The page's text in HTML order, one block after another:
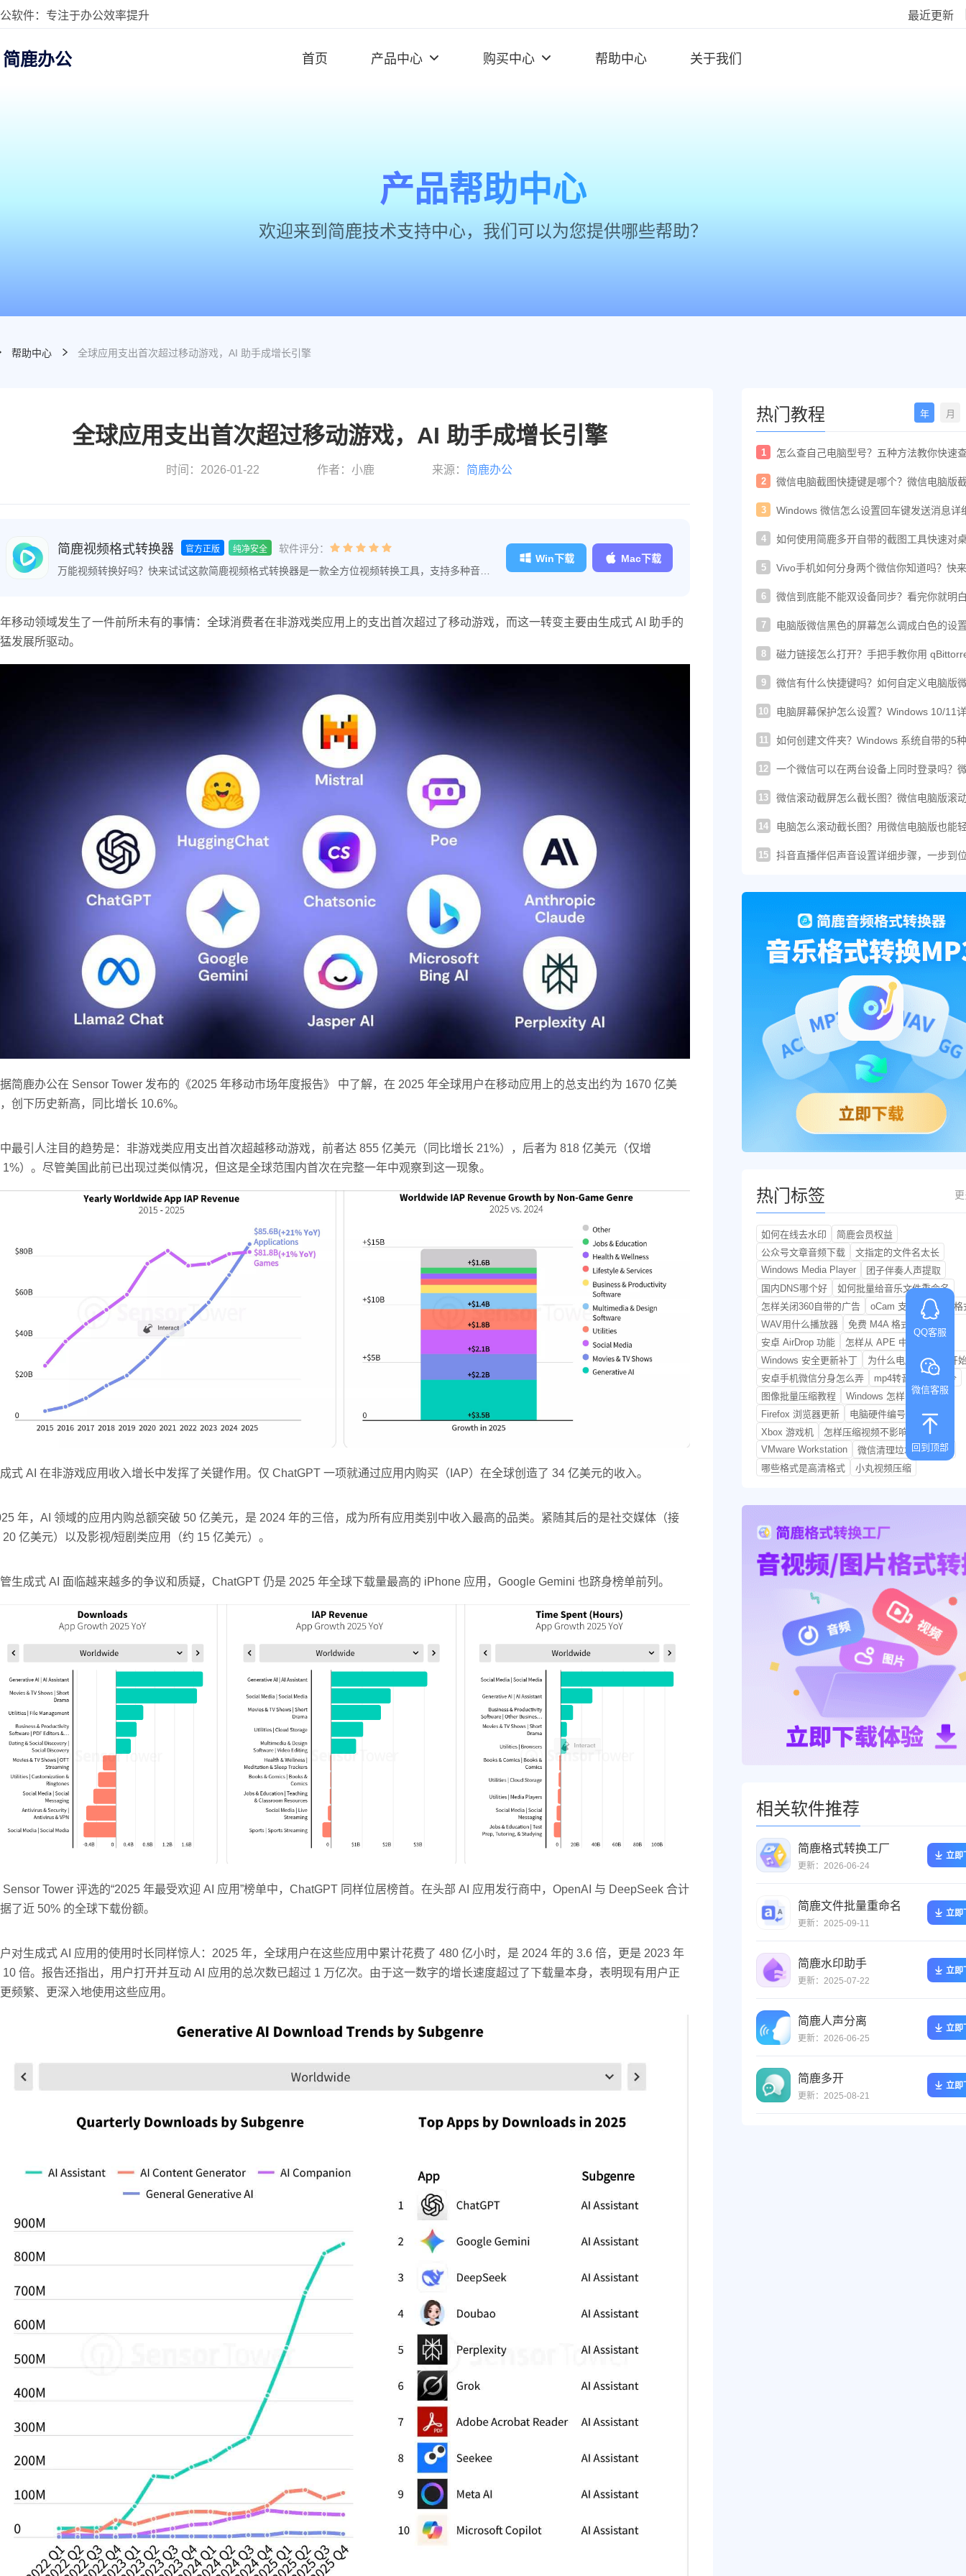
软件：专注于办公效率提升 最近更新
简鹿办公 首页 产品中心 购买中心 帮助中心 关于我们
产品帮助中心
欢迎来到简鹿技术支持中心，我们可以为您提供哪些帮助？
帮助中心 全球应用支出首次超过移动游戏，AI 助手成增长引擎
全球应用支出首次超过移动游戏，AI 助手成增长引擎
时间：2026-01-22 作者：小鹿 来源： 简鹿办公
简鹿视频格式转换器 官方正版 纯净安全
软件评分：
万能视频转换好吗？快来试试这款简鹿视频格式转换器是一款全方位视频转换工具，支持多种音视
Win下载 Mac下载
移动领域发生了一件前所未有的事情：全球消费者在非游戏类应用上的支出首次超过了移动游戏，而这一转变主要由生成式 AI 助手的
发展所驱动。
简鹿办公在 Sensor Tower 发布的《2025 年移动市场年度报告》 中了解，在 2025 年全球用户在移动应用上的总支出约为 1670 亿美
创下历史新高，同比增长 10.6%。
最引人注目的趋势是：非游戏类应用支出首次超越移动游戏，前者达 855 亿美元（同比增长 21%），后者为 818 亿美元（仅增
1%）。尽管美国此前已出现过类似情况，但这是全球范围内首次在完整一年中观察到这一现象。
式 AI 在非游戏应用收入增长中发挥了关键作用。仅 ChatGPT 一项就通过应用内购买（IAP）在全球创造了 34 亿美元的收入。
年，AI 领域的应用内购总额突破 50 亿美元，是 2024 年的三倍，成为所有应用类别中收入最高的品类。紧随其后的是社交媒体（接
20 亿美元）以及影视/短剧类应用（约 15 亿美元）。
生成式 AI 面临越来越多的争议和质疑，ChatGPT 仍是 2025 年全球下载量最高的 iPhone 应用，Google Gemini 也跻身榜单前列。
Sensor Tower 评选的“2025 年最受欢迎 AI 应用”榜单中，ChatGPT 同样位居榜首。在头部 AI 应用发行商中，OpenAI 与 DeepSeek 合计
了近 50% 的全球下载份额。
对生成式 AI 应用的使用时长同样惊人：2025 年，全球用户在这些应用中累计花费了 480 亿小时，是 2024 年的 3.6 倍，更是 2023 年
10 倍。报告还指出，用户打开并互动 AI 应用的总次数已超过 1 万亿次。由于这一数字的增长速度超过了下载量本身，表明现有用户正
频繁、更深入地使用这些应用。
热门教程 年 月
1
怎么查自己电脑型号？五种方法教你快速
2
微信电脑截图快捷键是哪个？微信电脑版
3
Windows 微信怎么设置回车键发送消息详
4
如何使用简鹿多开自带的截图工具快速对
5
Vivo手机如何分身两个微信你知道吗？快
6
微信到底能不能双设备同步？看完你就明
7
电脑版微信黑色的屏幕怎么调成白色的设
8
磁力链接怎么打开？手把手教你用
9
微信有什么快捷键吗？如何自定义电脑版
10
电脑屏幕保护怎么设置？Windows 10/11
11
如何创建文件夹？Windows 系统自带的5
12
一个微信可以在两台设备上同时登录吗？
13
微信滚动截屏怎么截长图？微信电脑版滚
14
电脑怎么滚动截长图？用微信电脑版也能
15
抖音直播伴侣声音设置详细步骤，一步到
热门标签
如何在线去水印
简鹿会员权益
公众号文章音频下载
文指定的文件名太长
Windows Media Player
团子伴奏人声提取
国内DNS哪个好
如何批量给音乐文件重命名
怎样关闭360自带的广告
oCam 支持录制音频格
WAV用什么播放器
免费 M4A 格式在线转换
安卓 AirDrop 功能
怎样从 APE 中分割音轨
Windows 安全更新补丁
为什么电脑是从C盘开
安卓手机微信分身怎么弄
mp4转音频mp3命令
图像批量压缩教程
Windows 怎样安装
Firefox 浏览器更新
电脑硬件编号如何查看
Xbox 游戏机
怎样压缩视频不影响画质
VMware Workstation
微信清理垃圾怎么清理
哪些格式是高清格式
小丸视频压缩
相关软件推荐
简鹿格式转换工厂
更新：2026-06-24
立即
简鹿文件批量重命名
更新：2025-09-11
立即
简鹿水印助手
更新：2025-07-22
立即
简鹿人声分离
更新：2026-06-25
立即
简鹿多开
更新：2025-08-21
立即
QQ客服
微信客服
回到顶部